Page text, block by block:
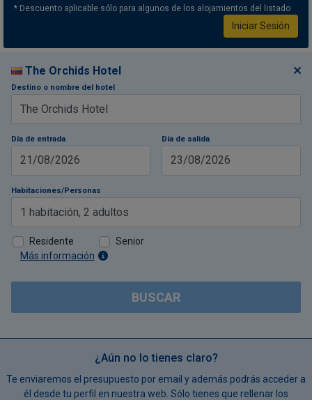
* Descuento aplicable sólo para algunos de los alojamientos del listado
Iniciar Sesión
The Orchids Hotel
Destino o nombre del hotel
Día de entrada
21/08/2026
Día de salida
23/08/2026
Habitaciones/Personas
1 habitación, 2 adultos
Residente
Senior
Más información
BUSCAR
¿Aún no lo tienes claro?
Te enviaremos el presupuesto por email y además podrás acceder a
él desde tu perfil en nuestra web. Sólo tienes que rellenar los